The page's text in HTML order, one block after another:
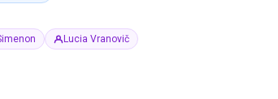
Lucia Vranovič